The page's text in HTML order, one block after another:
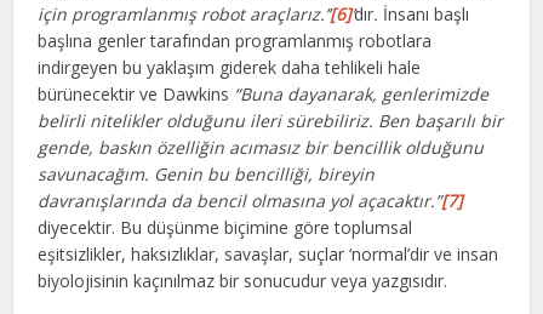
için programlanmış robot araçlarız.’’[6]’dır. İnsanı başlı
başlına genler tarafından programlanmış robotlara
indirgeyen bu yaklaşım giderek daha tehlikeli hale
bürünecektir ve Dawkins “Buna dayanarak, genlerimizde
belirli nitelikler olduğunu ileri sürebiliriz. Ben başarılı bir
gende, baskın özelliğin acımasız bir bencillik olduğunu
savunacağım. Genin bu bencilliği, bireyin
davranışlarında da bencil olmasına yol açacaktır.”[7]
diyecektir. Bu düşünme biçimine göre toplumsal
eşitsizlikler, haksızlıklar, savaşlar, suçlar ‘normal’dir ve insan
biyolojisinin kaçınılmaz bir sonucudur veya yazgısıdır.